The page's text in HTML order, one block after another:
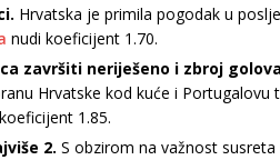
Hrvatska je primila pogodak u
nudi koeficijent 1.70.
završiti neriješeno i zbroj
Hrvatske kod kuće i Portugalovu
1.85.
2. S obzirom na važnost